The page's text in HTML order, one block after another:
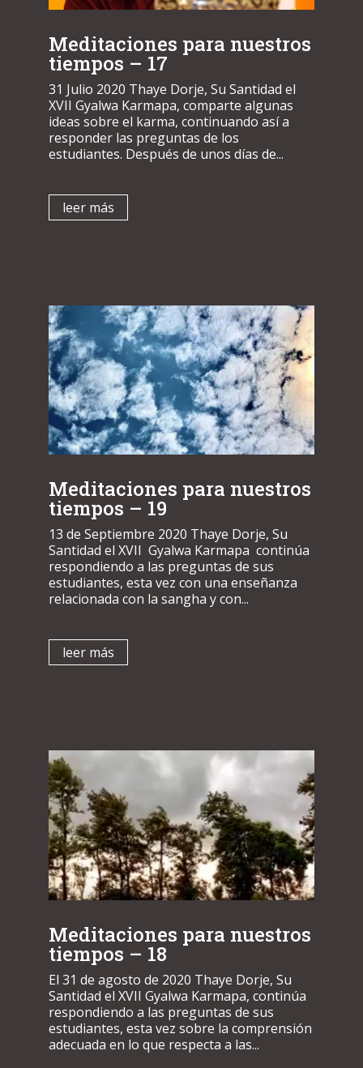
Meditaciones para nuestros
tiempos – 17
31 Julio 2020 Thaye Dorje, Su Santidad el
XVII Gyalwa Karmapa, comparte algunas
ideas sobre el karma, continuando así a
responder las preguntas de los
estudiantes. Después de unos días de...
leer más
Meditaciones para nuestros
tiempos – 19
13 de Septiembre 2020 Thaye Dorje, Su
Santidad el XVII Gyalwa Karmapa continúa
respondiendo a las preguntas de sus
estudiantes, esta vez con una enseñanza
relacionada con la sangha y con...
leer más
Meditaciones para nuestros
tiempos – 18
El 31 de agosto de 2020 Thaye Dorje, Su
Santidad el XVII Gyalwa Karmapa, continúa
respondiendo a las preguntas de sus
estudiantes, esta vez sobre la comprensión
adecuada en lo que respecta a las...